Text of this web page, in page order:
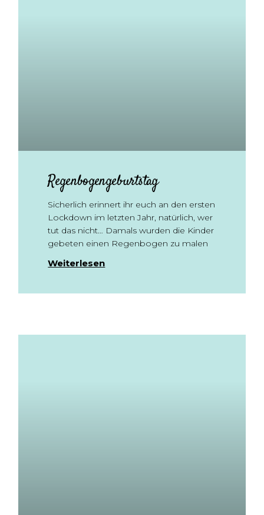
Regenbogengeburtstag
Sicherlich erinnert ihr euch an den ersten
Lockdown im letzten Jahr, natürlich, wer
tut das nicht… Damals wurden die Kinder
gebeten einen Regenbogen zu malen
Weiterlesen